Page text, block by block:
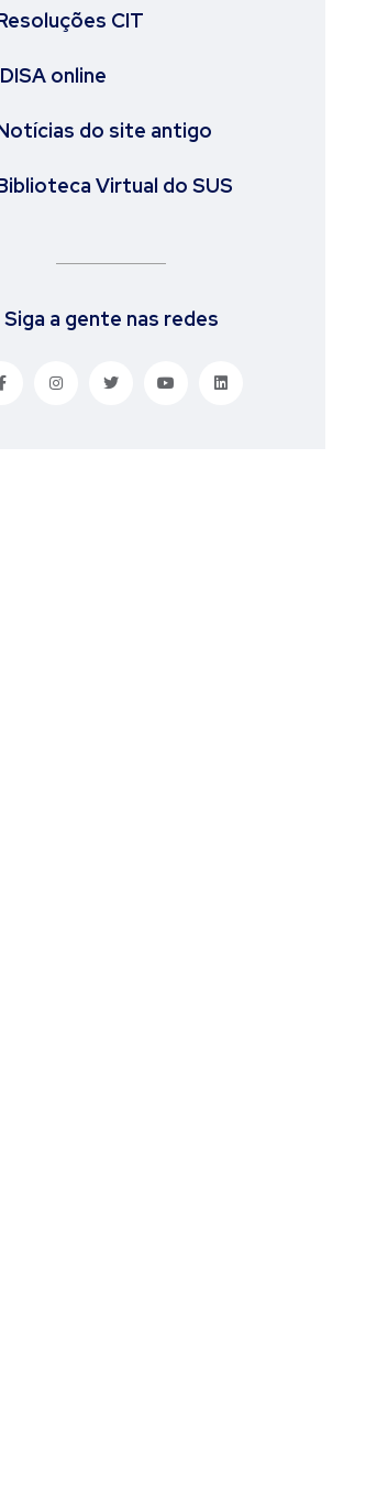
CIT
online
do site antigo
Virtual do SUS
Siga a gente nas redes